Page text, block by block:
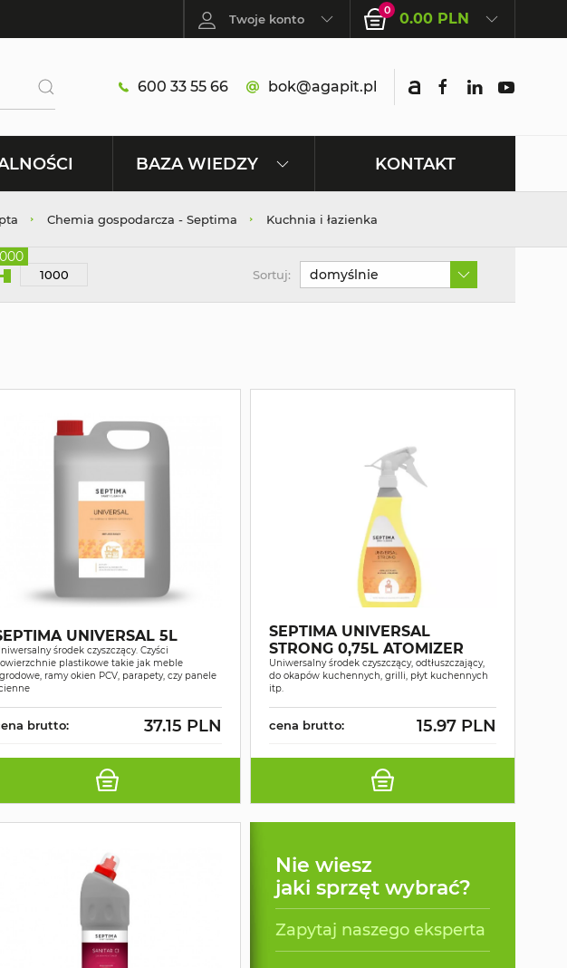
Twoje konto
0 0.00 PLN
600 33 55 66 bok@agapit.pl
BAZA WIEDZY KONTAKT
Chemia gospodarcza - Septima Kuchnia i łazienka
Sortuj: domyślnie
UNIVERSAL 5L
środek czyszczący. Czyści
plastikowe takie jak meble
ramy okien PCV, parapety, czy panele
brutto: 37.15 PLN
SEPTIMA UNIVERSAL
STRONG 0,75L ATOMIZER
Uniwersalny środek czyszczący, odtłuszczający,
do okapów kuchennych, grilli, płyt kuchennych
itp.
cena brutto: 15.97 PLN
Nie wiesz
jaki sprzęt wybrać?
Zapytaj naszego eksperta